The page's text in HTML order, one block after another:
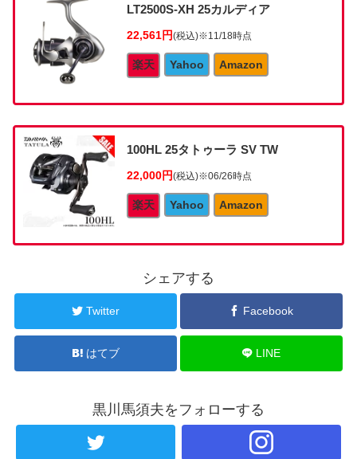
LT2500S-XH 25カルディア
22,561円(税込)※11/18時点
楽天 Yahoo Amazon
100HL 25タトゥーラ SV TW
22,000円(税込)※06/26時点
楽天 Yahoo Amazon
シェアする
Twitter Facebook
はてブ LINE
黒川馬須夫をフォローする